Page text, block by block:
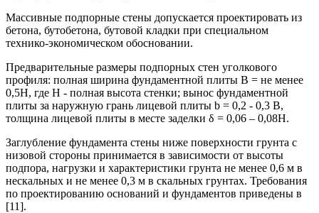
Массивные подпорные стены допускается проектировать из
бетона, бутобетона, бутовой кладки при специальном
технико-экономическом обосновании.
Предварительные размеры подпорных стен уголкового
профиля: полная ширина фундаментной плиты B = не менее
0,5H, где H - полная высота стенки; вынос фундаментной
плиты за наружную грань лицевой плиты b = 0,2 - 0,3 B,
толщина лицевой плиты в месте заделки δ = 0,06 – 0,08H.
Заглубление фундамента стены ниже поверхности грунта с
низовой стороны принимается в зависимости от высоты
подпора, нагрузки и характеристики грунта не менее 0,6 м в
нескальных и не менее 0,3 м в скальных грунтах. Требования
по проектированию оснований и фундаментов приведены в
[11].